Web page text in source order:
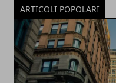
ARTICOLI POPOLARI